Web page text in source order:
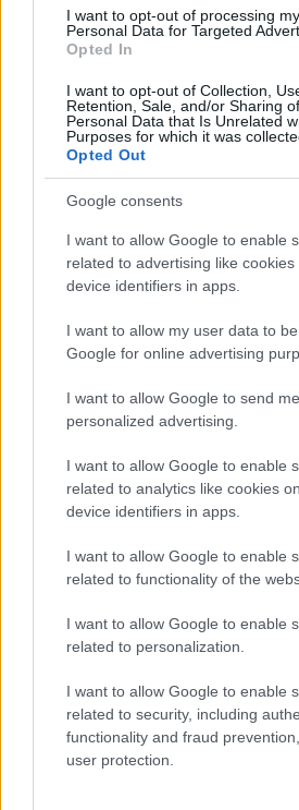
I want to opt-out of processing my
Personal Data for Targeted
Opted In
I want to opt-out of Collection,
Retention, Sale, and/or Sharing
Personal Data that Is Unrelated
Purposes for which it was
Opted Out
Google consents
I want to allow Google to enable
related to advertising like
device identifiers in apps.
I want to allow my user data to
Google for online advertising
I want to allow Google to send me
personalized advertising.
I want to allow Google to enable
related to analytics like cookies
device identifiers in apps.
I want to allow Google to enable
related to functionality of the
I want to allow Google to enable
related to personalization.
I want to allow Google to enable
related to security, including
functionality and fraud
user protection.
Hallgasd meg a Formula
legfrissebb adását!
Kövess minket a Facebookon
14 órája
Hakkinen megtartaná a Norris-
McLarennél, nem borítaná fel
20 órája